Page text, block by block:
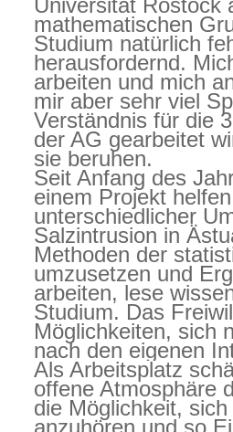
Universität Rostock
mathematischen
Studium natürlich
herausfordernd.
arbeiten und mich
mir aber sehr viel
Verständnis für die
der AG gearbeitet
sie beruhen.
Seit Anfang des
einem Projekt
unterschiedlicher
Salzintrusion in
Methoden der
umzusetzen und
arbeiten, lese
Studium. Das
Möglichkeiten, sich
nach den eigenen
Als Arbeitsplatz
offene Atmosphäre
die Möglichkeit,